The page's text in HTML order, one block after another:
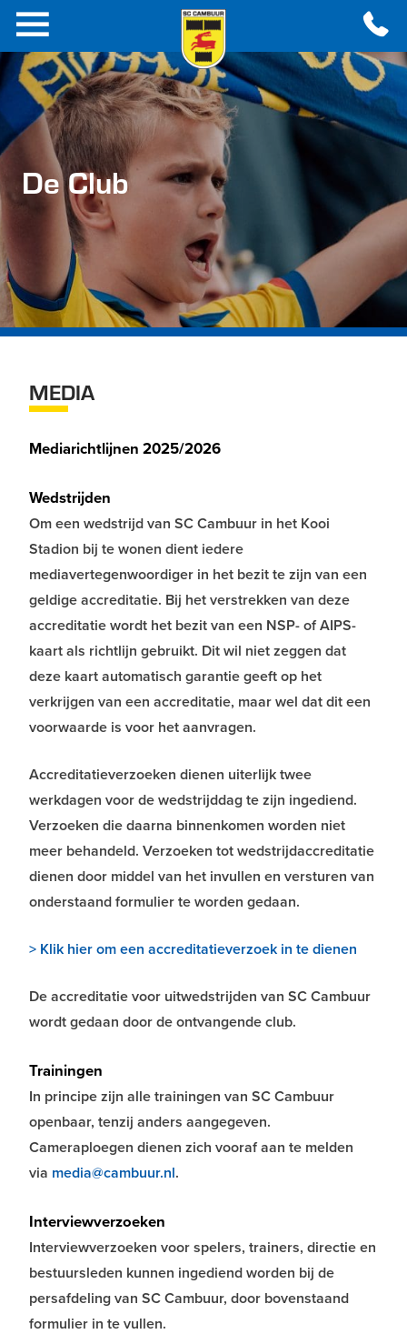
De Club
MEDIA
Mediarichtlijnen 2025/2026
Wedstrijden
Om een wedstrijd van SC Cambuur in het Kooi
Stadion bij te wonen dient iedere
mediavertegenwoordiger in het bezit te zijn van een
geldige accreditatie. Bij het verstrekken van deze
accreditatie wordt het bezit van een NSP- of AIPS-
kaart als richtlijn gebruikt. Dit wil niet zeggen dat
deze kaart automatisch garantie geeft op het
verkrijgen van een accreditatie, maar wel dat dit een
voorwaarde is voor het aanvragen.
Accreditatieverzoeken dienen uiterlijk twee
werkdagen voor de wedstrijddag te zijn ingediend.
Verzoeken die daarna binnenkomen worden niet
meer behandeld. Verzoeken tot wedstrijdaccreditatie
dienen door middel van het invullen en versturen van
onderstaand formulier te worden gedaan.
> Klik hier om een accreditatieverzoek in te dienen
De accreditatie voor uitwedstrijden van SC Cambuur
wordt gedaan door de ontvangende club.
Trainingen
In principe zijn alle trainingen van SC Cambuur
openbaar, tenzij anders aangegeven.
Cameraploegen dienen zich vooraf aan te melden
via media@cambuur.nl.
Interviewverzoeken
Interviewverzoeken voor spelers, trainers, directie en
bestuursleden kunnen ingediend worden bij de
persafdeling van SC Cambuur, door bovenstaand
formulier in te vullen.